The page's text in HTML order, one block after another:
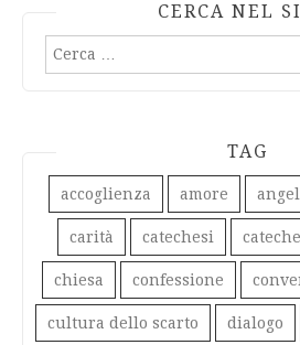
CERCA NEL
Ricerca
TAG
accoglienza amore
carità catechesi
chiesa confessione
cultura dello scarto dialogo